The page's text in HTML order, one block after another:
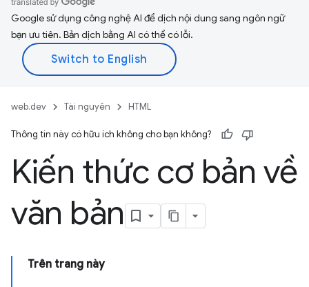
Google sử dụng công nghệ AI để dịch nội dung sang ngôn ngữ
bạn ưu tiên. Bản dịch bằng AI có thể có lỗi.
web.dev Tài nguyên HTML
Thông tin này có hữu ích không cho bạn không?
Kiến thức cơ bản về
văn bản
Trên trang này